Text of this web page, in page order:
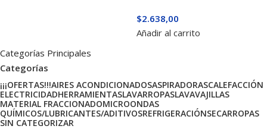
$2.638,00
Añadir al carrito
Categorías Principales
Categorías
¡¡¡OFERTAS!!!AIRES ACONDICIONADOSASPIRADORASCALEFACCIÓN
ELECTRICIDADHERRAMIENTASLAVARROPASLAVAVAJILLAS
MATERIAL FRACCIONADOMICROONDAS
QUÍMICOS/LUBRICANTES/ADITIVOSREFRIGERACIÓNSECARROPAS
SIN CATEGORIZAR